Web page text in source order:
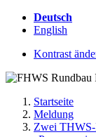
Deutsch
English
Kontrast
Startseite
Meldung
Zwei THWS-